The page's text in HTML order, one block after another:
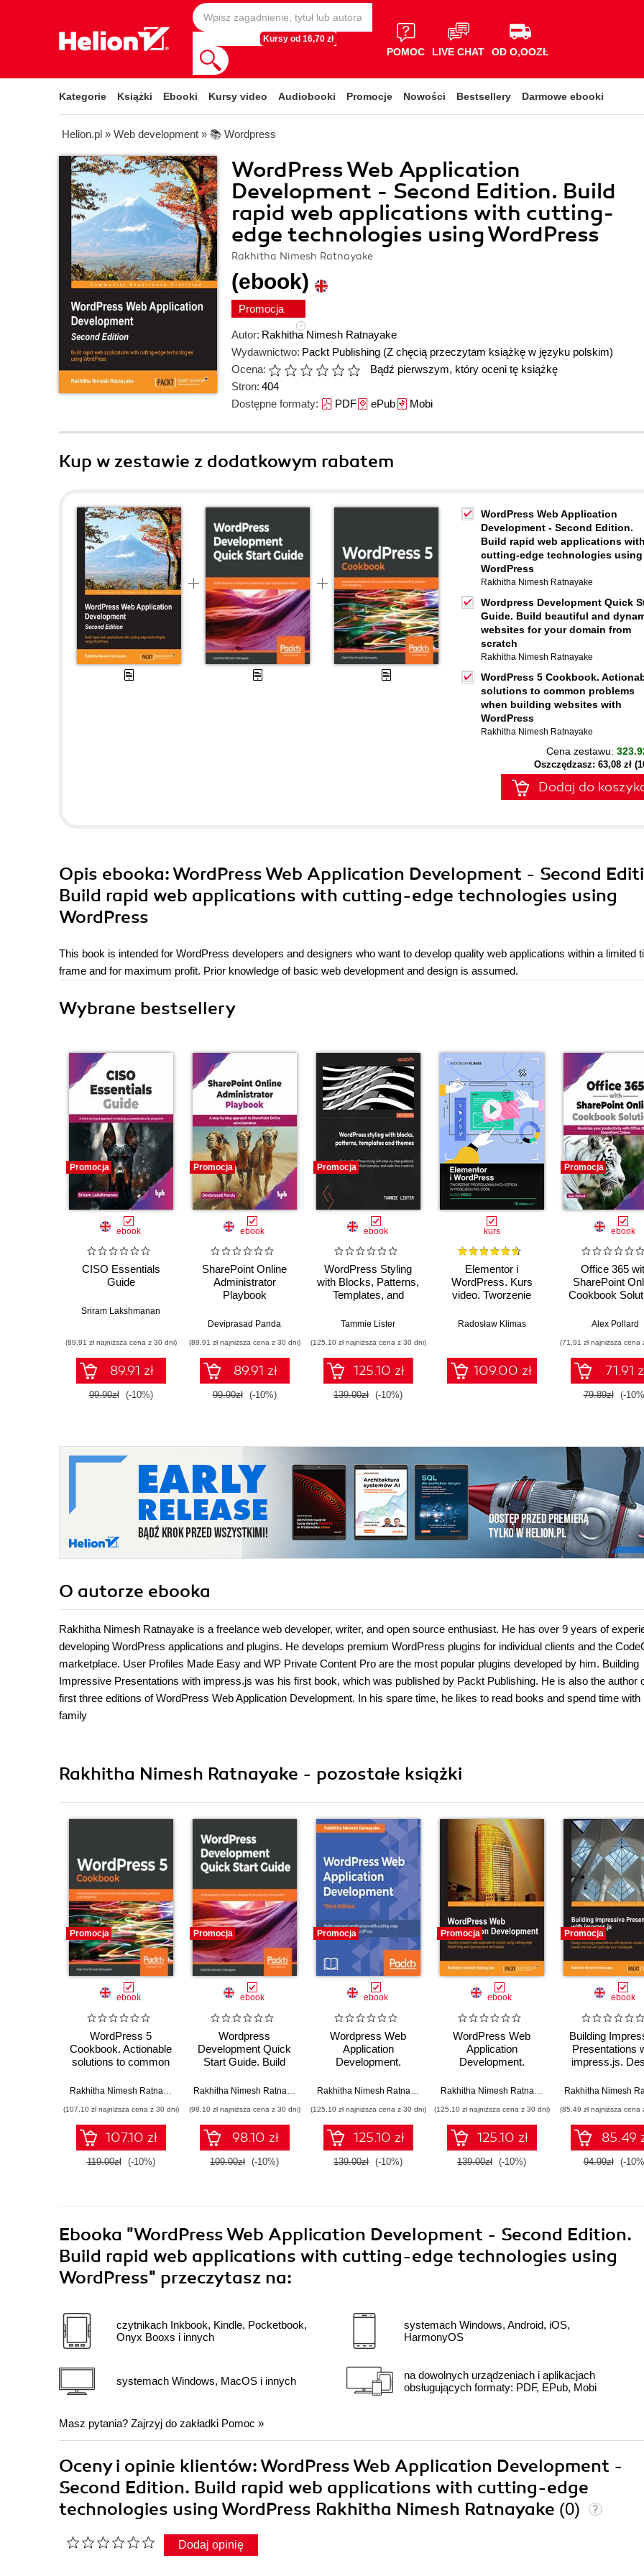
Kursy od 16,70 zł
POMOC LIVE CHAT OD O,OOZŁ
Kategorie Książki Ebooki Kursy video Audiobooki Promocje Nowości Bestsellery Darmowe ebooki
Helion.pl » Web development » 📚 Wordpress
WordPress Web Application
Development - Second Edition. Build
rapid web applications with cutting-
edge technologies using WordPress
Rakhitha Nimesh Ratnayake
(ebook)
Promocja
Autor: Rakhitha Nimesh Ratnayake
Wydawnictwo: Packt Publishing (Z chęcią przeczytam książkę w języku polskim)
Ocena:
Bądź pierwszym, który oceni tę książkę
Stron: 404
Dostępne formaty: PDFePubMobi
Kup w zestawie z dodatkowym rabatem
WordPress Web Application
Development - Second Edition.
Build rapid web applications with
cutting-edge technologies using
WordPress
Rakhitha Nimesh Ratnayake
Wordpress Development Quick
Guide. Build beautiful and
websites for your domain from
scratch
Rakhitha Nimesh Ratnayake
WordPress 5 Cookbook.
solutions to common problems
when building websites with
WordPress
Rakhitha Nimesh Ratnayake
Cena zestawu:
Oszczędzasz: 63,08 zł
Dodaj do
Opis ebooka: WordPress Web Application Development - Second
Build rapid web applications with cutting-edge technologies using
WordPress
This book is intended for WordPress developers and designers who want to develop quality web applications within a limited
frame and for maximum profit. Prior knowledge of basic web development and design is assumed.
Wybrane bestsellery
Promocja
ebook
CISO Essentials
Guide
Sriram Lakshmanan
(89,91 zł najniższa cena z 30 dni)
89.91 zł
99.90zł (-10%)
Promocja
ebook
SharePoint Online
Administrator
Playbook
Deviprasad Panda
(89,91 zł najniższa cena z 30 dni)
89.91 zł
99.90zł (-10%)
Promocja
ebook
WordPress Styling
with Blocks, Patterns,
Templates, and
WordPress styling
guidance, practical
examples, and tips
Tammie Lister
(125,10 zł najniższa cena z 30 dni)
125.10 zł
139.00zł (-10%)
kurs
Elementor i
WordPress. Kurs
video. Tworzenie
w podejściu no-code
Radosław Klimas
109.00 zł
Promocja
ebook
Office 365
SharePoint
Cookbook
Alex Pollard
(71,91 zł najniższa cena
71.91
79.89zł (-
O autorze ebooka
Rakhitha Nimesh Ratnayake is a freelance web developer, writer, and open source enthusiast. He has over 9 years of
developing WordPress applications and plugins. He develops premium WordPress plugins for individual clients and the
marketplace. User Profiles Made Easy and WP Private Content Pro are the most popular plugins developed by him. Building
Impressive Presentations with impress.js was his first book, which was published by Packt Publishing. He is also the author
first three editions of WordPress Web Application Development. In his spare time, he likes to read books and spend time with
family
Rakhitha Nimesh Ratnayake - pozostałe książki
Promocja
ebook
WordPress 5
Cookbook. Actionable
solutions to common
building websites with
(107,10 zł najniższa cena z 30 dni)
107.10 zł
119.00zł (-10%)
Promocja
ebook
Wordpress
Development Quick
Start Guide. Build
websites for your
(98,10 zł najniższa cena z 30 dni)
98.10 zł
109.00zł (-10%)
Promocja
ebook
Wordpress Web
Application
Development.
apps easily and
Edition
(125,10 zł najniższa cena z 30 dni)
125.10 zł
139.00zł (-10%)
Promocja
ebook
WordPress Web
Application
Development.
loves WordPress and
opportunity to take
your existing design
and development
skills to the next
stage. Learn in easy
scratch
(125,10 zł najniższa cena z 30 dni)
125.10 zł
139.00zł (-10%)
Promocja
ebook
Building
Presentations
impress.js.
presentations
3D transitions
captivate
colleagues
(85,49 zł najniższa cena
85.49
94.99zł (-
Ebooka "WordPress Web Application Development - Second Edition.
Build rapid web applications with cutting-edge technologies using
WordPress" przeczytasz na:
czytnikach Inkbook, Kindle, Pocketbook,
Onyx Booxs i innych
systemach Windows, MacOS i innych
systemach Windows, Android, iOS,
HarmonyOS
na dowolnych urządzeniach i aplikacjach
obsługujących formaty: PDF, EPub, Mobi
Masz pytania? Zajrzyj do zakładki Pomoc »
Oceny i opinie klientów: WordPress Web Application Development -
Second Edition. Build rapid web applications with cutting-edge
technologies using WordPress Rakhitha Nimesh Ratnayake (0)
Dodaj opinię